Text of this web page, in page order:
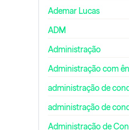
Ademar Lucas
ADM
Administração
Administração com
administração de
administração de
Administração de